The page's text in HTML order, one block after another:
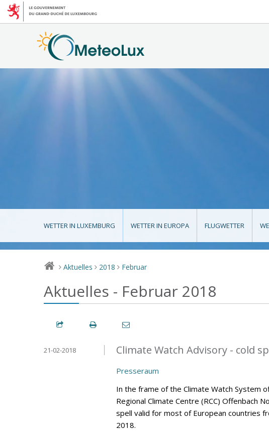
WETTER IN LUXEMBURG WETTER IN EUROPA FLUGWETTER
> Aktuelles > 2018 > Februar
Aktuelles - Februar 2018
Climate Watch Advisory - cold
21-02-2018
Presseraum
In the frame of the Climate Watch System
Regional Climate Centre (RCC) Offenbach
spell valid for most of European countries
2018.